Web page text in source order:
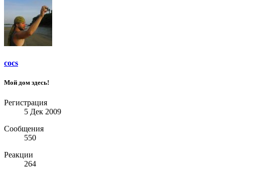
cocs
Мой дом здесь!
Регистрация
5 Дек 2009
Сообщения
550
Реакции
264